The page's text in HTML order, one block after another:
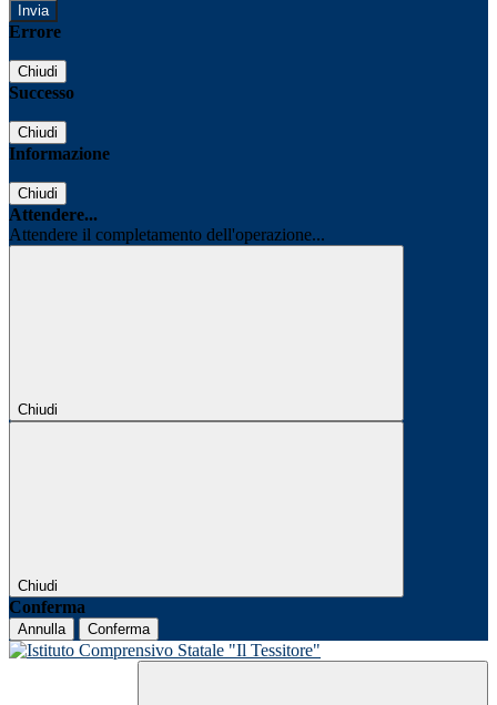
Errore
Chiudi
Successo
Chiudi
Informazione
Chiudi
Attendere...
Attendere il completamento dell'operazione...
Chiudi
Chiudi
Conferma
Annulla Conferma